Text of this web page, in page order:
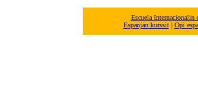
Escuela
Espanjankurssit| Opi